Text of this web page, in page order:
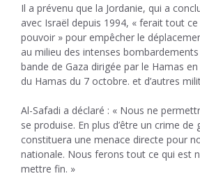
Il a prévenu que la Jordanie, qui a
avec Israël depuis 1994, « ferait tout
pouvoir » pour empêcher le
au milieu des intenses
bande de Gaza dirigée par le Hamas
du Hamas du 7 octobre. et d’autres
Al-Safadi a déclaré : « Nous ne
se produise. En plus d’être un crime de
constituera une menace directe pour
nationale. Nous ferons tout ce qui est
mettre fin. »